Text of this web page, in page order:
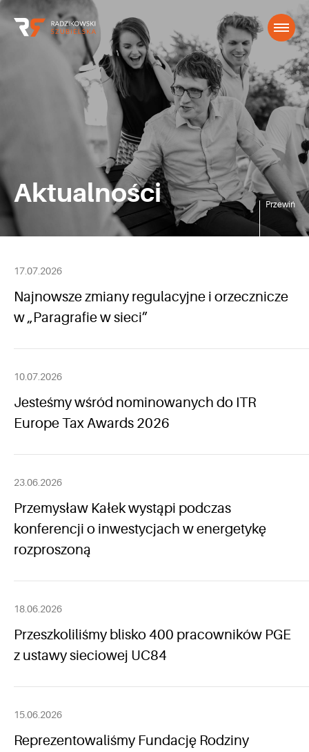
Aktualności Przewiń
17.07.2026
Najnowsze zmiany regulacyjne i orzecznicze
w „Paragrafie w sieci”
10.07.2026
Jesteśmy wśród nominowanych do ITR
Europe Tax Awards 2026
23.06.2026
Przemysław Kałek wystąpi podczas
konferencji o inwestycjach w energetykę
rozproszoną
18.06.2026
Przeszkoliliśmy blisko 400 pracowników PGE
z ustawy sieciowej UC84
15.06.2026
Reprezentowaliśmy Fundację Rodziny